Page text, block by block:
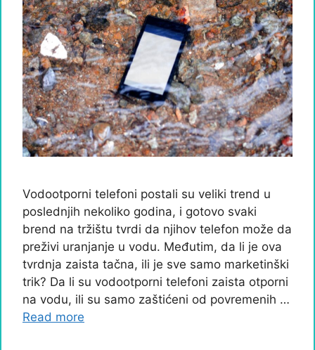
Vodootporni telefoni postali su veliki trend u
poslednjih nekoliko godina, i gotovo svaki
brend na tržištu tvrdi da njihov telefon može da
preživi uranjanje u vodu. Međutim, da li je ova
tvrdnja zaista tačna, ili je sve samo marketinški
trik? Da li su vodootporni telefoni zaista otporni
na vodu, ili su samo zaštićeni od povremenih …
Read more